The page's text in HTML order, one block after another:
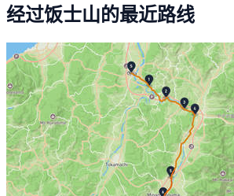
经过饭士山的最近路线